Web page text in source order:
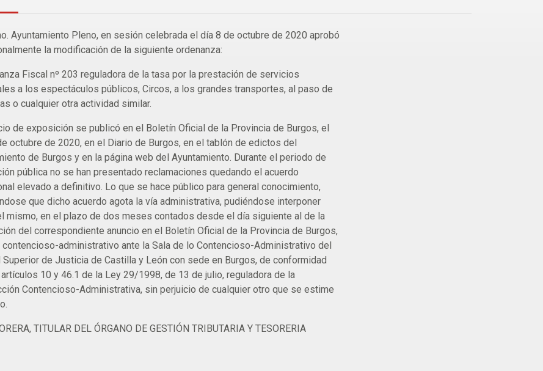
Ayuntamiento Pleno, en sesión celebrada el día 8 de octubre de 2020 aprobó
la modificación de la siguiente ordenanza:
Fiscal nº 203 reguladora de la tasa por la prestación de servicios
a los espectáculos públicos, Circos, a los grandes transportes, al paso de
o cualquier otra actividad similar.
de exposición se publicó en el Boletín Oficial de la Provincia de Burgos, el
octubre de 2020, en el Diario de Burgos, en el tablón de edictos del
de Burgos y en la página web del Ayuntamiento. Durante el periodo de
pública no se han presentado reclamaciones quedando el acuerdo
elevado a definitivo. Lo que se hace público para general conocimiento,
que dicho acuerdo agota la vía administrativa, pudiéndose interponer
mismo, en el plazo de dos meses contados desde el día siguiente al de la
del correspondiente anuncio en el Boletín Oficial de la Provincia de Burgos,
contencioso-administrativo ante la Sala de lo Contencioso-Administrativo del
Superior de Justicia de Castilla y León con sede en Burgos, de conformidad
10 y 46.1 de la Ley 29/1998, de 13 de julio, reguladora de la
Contencioso-Administrativa, sin perjuicio de cualquier otro que se estime
TITULAR DEL ÓRGANO DE GESTIÓN TRIBUTARIA Y TESORERIA